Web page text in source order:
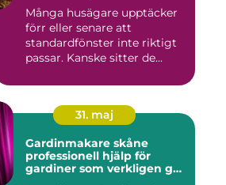
Många husägare upptäcker
förr eller senare att
standardfönster inte riktigt
passar. Kanske sitter de...
31. maj
Gardinmakare skåne
professionell hjälp för
gardiner som verkligen gör